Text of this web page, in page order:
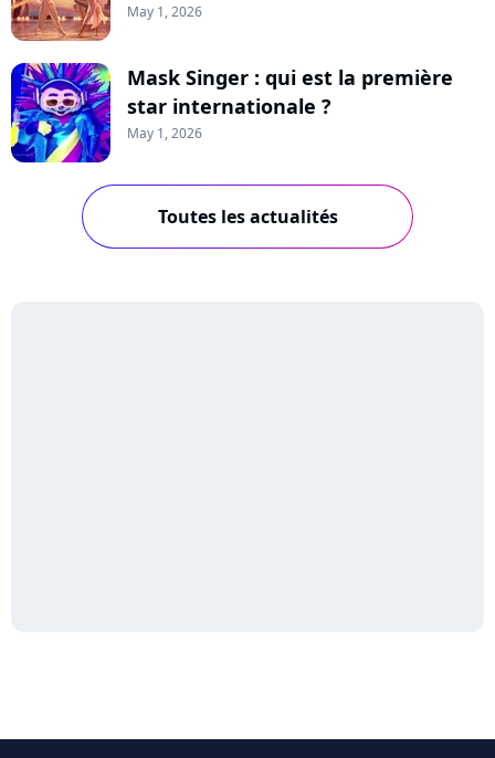
May 1, 2026
Mask Singer : qui est la première
star internationale ?
May 1, 2026
Toutes les actualités